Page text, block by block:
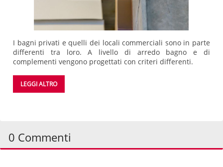
I bagni privati e quelli dei locali commerciali sono in parte
differenti tra loro. A livello di arredo bagno e di
complementi vengono progettati con criteri differenti.
LEGGI ALTRO
0 Commenti